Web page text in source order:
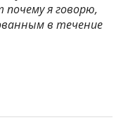
почему я говорю,
в течение